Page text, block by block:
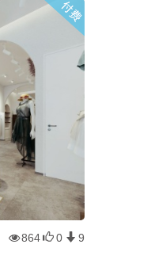
864 0 9